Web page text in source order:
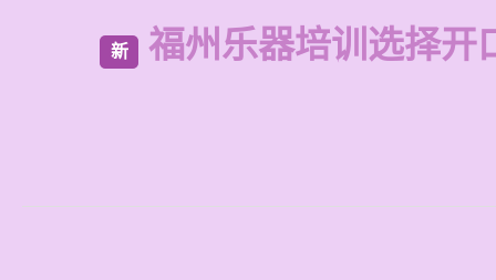
新 福州乐器培训选择开